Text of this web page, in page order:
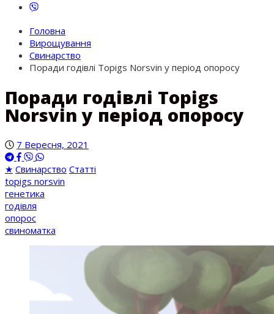
Головна
Вирощування
Свинарство
Поради годівлі Topigs Norsvin у період опоросу
Поради годівлі Topigs
Norsvin у період опоросу
7 Вересня, 2021
★ Свинарство Статті
topigs norsvin
генетика
годівля
опорос
свиноматка